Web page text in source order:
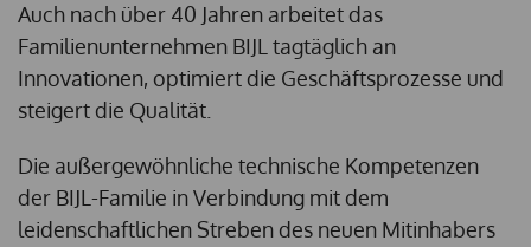
Auch nach über 40 Jahren arbeitet das
Familienunternehmen BIJL tagtäglich an
Innovationen, optimiert die Geschäftsprozesse und
steigert die Qualität.
Die außergewöhnliche technische Kompetenzen
der BIJL-Familie in Verbindung mit dem
leidenschaftlichen Streben des neuen Mitinhabers